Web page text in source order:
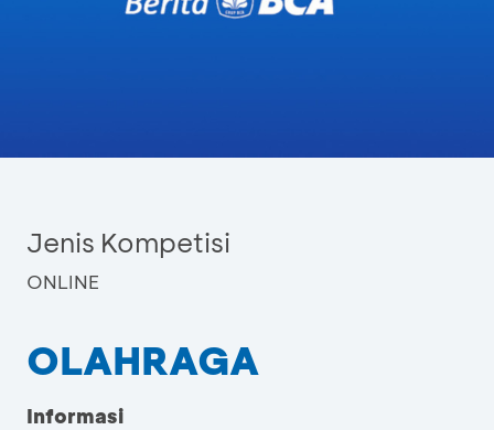
Jenis Kompetisi
ONLINE
OLAHRAGA
Informasi